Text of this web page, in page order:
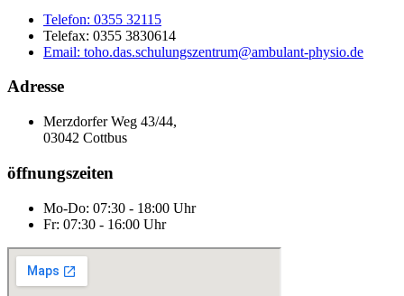
Telefon: 0355 32115
Telefax: 0355 3830614
Email: toho.das.schulungszentrum@ambulant-physio.de
Adresse
Merzdorfer Weg 43/44,
03042 Cottbus
öffnungszeiten
Mo-Do: 07:30 - 18:00 Uhr
Fr: 07:30 - 16:00 Uhr